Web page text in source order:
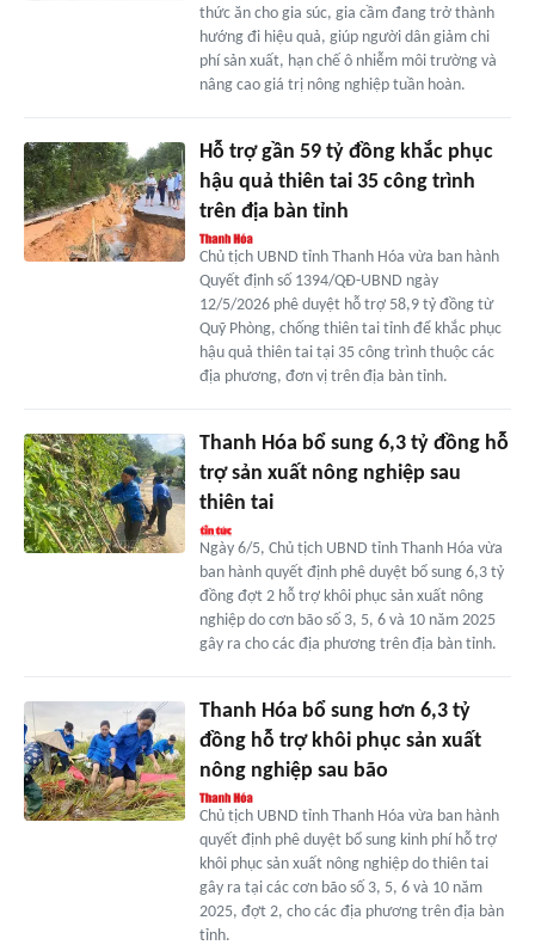
thức ăn cho gia súc, gia cầm đang trở thành
hướng đi hiệu quả, giúp người dân giảm chi
phí sản xuất, hạn chế ô nhiễm môi trường và
nâng cao giá trị nông nghiệp tuần hoàn.
Hỗ trợ gần 59 tỷ đồng khắc phục
hậu quả thiên tai 35 công trình
trên địa bàn tỉnh
Chủ tịch UBND tỉnh Thanh Hóa vừa ban hành
Quyết định số 1394/QĐ-UBND ngày
12/5/2026 phê duyệt hỗ trợ 58,9 tỷ đồng từ
Quỹ Phòng, chống thiên tai tỉnh để khắc phục
hậu quả thiên tai tại 35 công trình thuộc các
địa phương, đơn vị trên địa bàn tỉnh.
Thanh Hóa bổ sung 6,3 tỷ đồng hỗ
trợ sản xuất nông nghiệp sau
thiên tai
Ngày 6/5, Chủ tịch UBND tỉnh Thanh Hóa vừa
ban hành quyết định phê duyệt bổ sung 6,3 tỷ
đồng đợt 2 hỗ trợ khôi phục sản xuất nông
nghiệp do cơn bão số 3, 5, 6 và 10 năm 2025
gây ra cho các địa phương trên địa bàn tỉnh.
Thanh Hóa bổ sung hơn 6,3 tỷ
đồng hỗ trợ khôi phục sản xuất
nông nghiệp sau bão
Chủ tịch UBND tỉnh Thanh Hóa vừa ban hành
quyết định phê duyệt bổ sung kinh phí hỗ trợ
khôi phục sản xuất nông nghiệp do thiên tai
gây ra tại các cơn bão số 3, 5, 6 và 10 năm
2025, đợt 2, cho các địa phương trên địa bàn
tỉnh.